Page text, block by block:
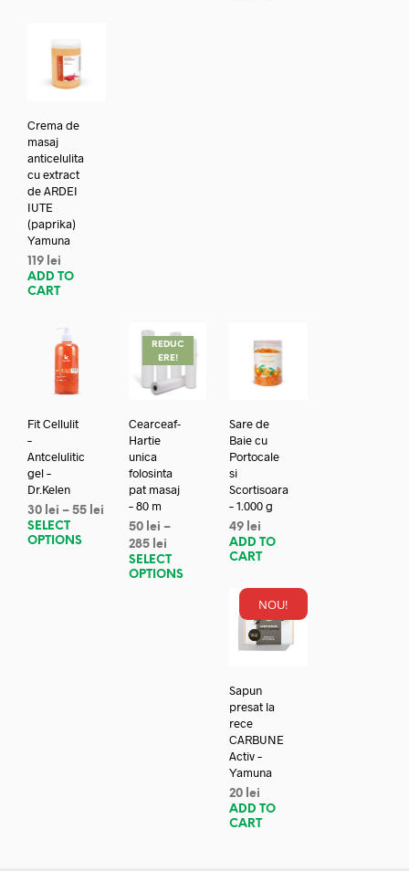
Crema de
masaj
anticelulita
cu extract
de ARDEI
IUTE
(paprika)
Yamuna
119 lei
ADD TO
CART
Fit Cellulit
–
Antcelulitic
gel –
Dr.Kelen
30 lei – 55 lei
SELECT
OPTIONS
REDUC
ERE!
Cearceaf-
Hartie
unica
folosinta
pat masaj
– 80 m
50 lei –
285 lei
SELECT
OPTIONS
Sare de
Baie cu
Portocale
si
Scortisoara
– 1.000 g
49 lei
ADD TO
CART
NOU!
Sapun
presat la
rece
CARBUNE
Activ –
Yamuna
20 lei
ADD TO
CART